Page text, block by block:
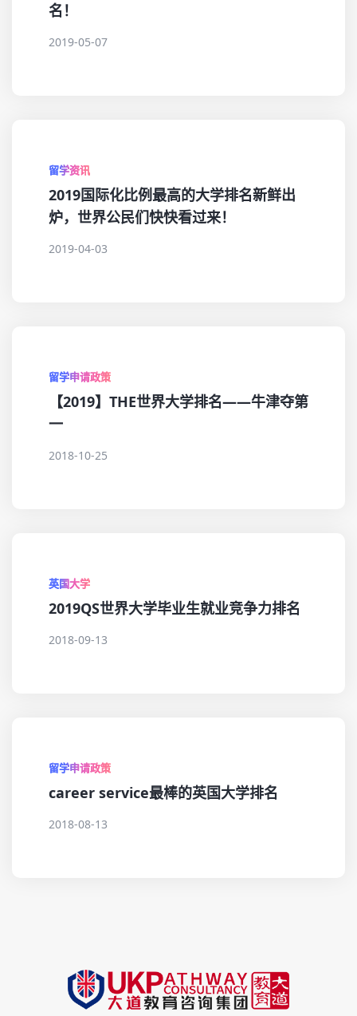
名！
2019-05-07
留学资讯
2019国际化比例最高的大学排名新鲜出
炉，世界公民们快快看过来！
2019-04-03
留学申请政策
【2019】THE世界大学排名——牛津夺第
一
2018-10-25
英国大学
2019QS世界大学毕业生就业竞争力排名
2018-09-13
留学申请政策
career service最棒的英国大学排名
2018-08-13